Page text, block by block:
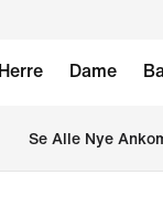
Herre Dame
Se Alle Nye